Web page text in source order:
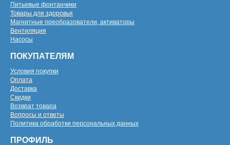
Питьевые фонтанчики
Товары для здоровья
Магнитные преобразователи, активаторы
Вентиляция
Насосы
ПОКУПАТЕЛЯМ
Условия покупки
Оплата
Доставка
Скидки
Возврат товара
Вопросы и ответы
Политика обработки персональных данных
ПРОФИЛЬ